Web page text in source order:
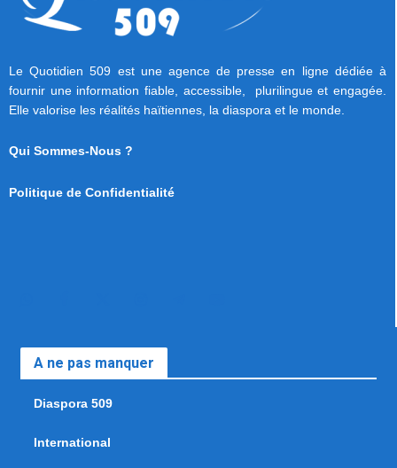
Le Quotidien 509 est une agence de presse en ligne dédiée à
fournir une information fiable, accessible, plurilingue et engagée.
Elle valorise les réalités haïtiennes, la diaspora et le monde.
Qui Sommes-Nous ?
Politique de Confidentialité
A ne pas manquer
Diaspora 509
International